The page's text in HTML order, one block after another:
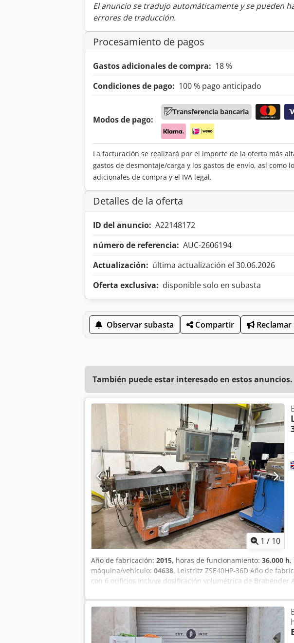
El anuncio se tradujo automáticamente y se pueden
errores de traducción.
Procesamiento de pagos
Gastos adicionales de compra: 18 %
Condiciones de pago: 100 % pago anticipado
Modos de pago:
Transferencia bancaria
La facturación se realizará por el importe de la oferta más
gastos de desmontaje/carga y los gastos de envío, así como
adicionales de compra y el IVA legal.
Detalles de la oferta
ID del anuncio: A22148172
número de referencia: AUC-2606194
Actualización: última actualización el 30.06.2026
Oferta exclusiva: disponible solo en subasta
Observar subasta Compartir
También puede estar interesado en estos anuncios.
1 / 10
Año de fabricación: 2015, horas de funcionamiento: 36.000 h,
máquina/vehículo: 04638, Leistritz ZSE40HP-36D Año de
con 6 orificios Incluye dosificación volumétrica de Brabender
funcionamiento: aprox. 36,000 h Por favor, consulte las
encuentra actualmente en Inglaterra. La máquina está
plenamente funcional y listo para operar. El precio de
puede emitir una factura neta. Requisito: número de
también nuestras otras ofertas. Los nombres de empresas